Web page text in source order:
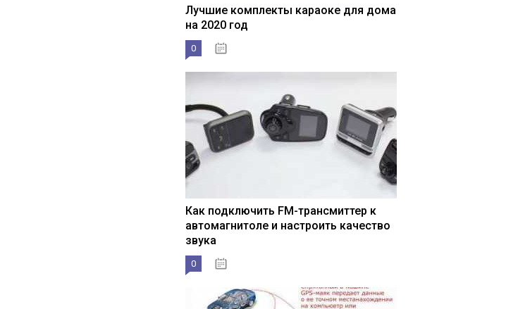
Лучшие комплекты караоке для дома
на 2020 год
0
Как подключить FM-трансмиттер к
автомагнитоле и настроить качество
звука
0